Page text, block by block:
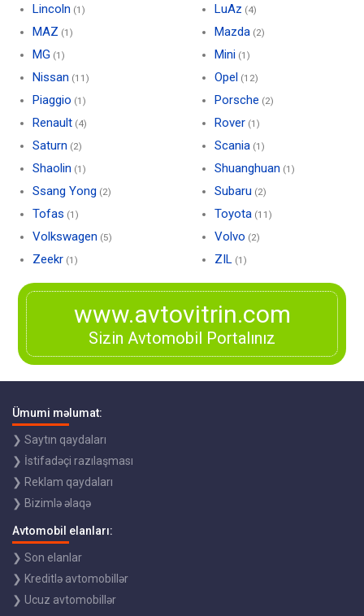
Lincoln (1)
MAZ (1)
MG (1)
Nissan (11)
Piaggio (1)
Renault (4)
Saturn (2)
Shaolin (1)
Ssang Yong (2)
Tofas (1)
Volkswagen (5)
Zeekr (1)
LuAz (4)
Mazda (2)
Mini (1)
Opel (12)
Porsche (2)
Rover (1)
Scania (1)
Shuanghuan (1)
Subaru (2)
Toyota (11)
Volvo (2)
ZIL (1)
www.avtovitrin.com
Sizin Avtomobil Portalınız
Ümumi məlumat:
❯ Saytın qaydaları
❯ İstifadəçi razılaşması
❯ Reklam qaydaları
❯ Bizimlə əlaqə
Avtomobil elanları:
❯ Son elanlar
❯ Kreditlə avtomobillər
❯ Ucuz avtomobillər